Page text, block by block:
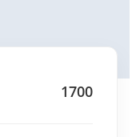
1700